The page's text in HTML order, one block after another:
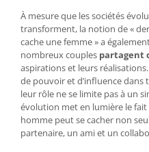
À mesure que les sociétés
transforment, la notion de «
cache une femme » a
nombreux couples partagent
aspirations et leurs
de pouvoir et d’influence
leur rôle ne se limite pas à un
évolution met en lumière le
homme peut se cacher non
partenaire, un ami et un